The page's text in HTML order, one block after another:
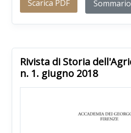
Scarica PDF Sommario
Rivista di Storia
n. 1. giugno 2018